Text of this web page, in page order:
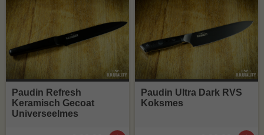
Paudin Refresh
Keramisch Gecoat
Universeelmes
Paudin Ultra Dark RVS
Koksmes